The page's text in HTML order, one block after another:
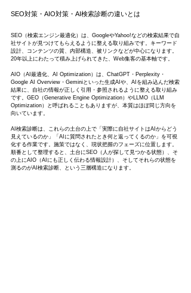
SEO対策・AIO対策・AI検索診断の違いとは
SEO（検索エンジン最適化）は、GoogleやYahoo!などの検索結果で自
社サイトが見つけてもらえるように整える取り組みです。キーワード
設計、コンテンツの質、内部構造、被リンクなどが中心になります。
20年以上にわたって積み上げられてきた、Web集客の基本軸です。
AIO（AI最適化、AI Optimization）は、ChatGPT・Perplexity・
Google AI Overview・Geminiといった生成AIや、AIを組み込んだ検索
結果に、自社の情報が正しく引用・参照されるように整える取り組み
です。GEO（Generative Engine Optimization）やLLMO（LLM
Optimization）と呼ばれることもありますが、本質はほぼ同じ方向を
向いています。
AI検索診断は、これらの土台の上で「実際に自社サイトはAIからどう
見えているのか」「AIに質問されたとき何と返ってくるのか」を可視
化する作業です。施策ではなく、現状把握のフェーズに位置します。
順番として整理すると、土台にSEO（人が探して見つかる状態）、そ
の上にAIO（AIにも正しく伝わる情報設計）、そしてそれらの状態を
測るのがAI検索診断、という三層構造になります。